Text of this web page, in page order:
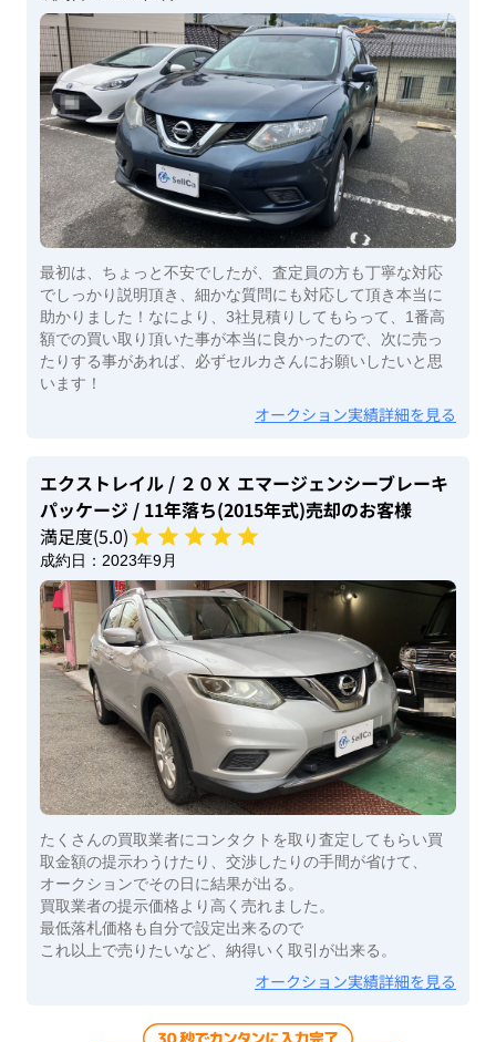
最初は、ちょっと不安でしたが、査定員の方も丁寧な対応
でしっかり説明頂き、細かな質問にも対応して頂き本当に
助かりました！なにより、3社見積りしてもらって、1番高
額での買い取り頂いた事が本当に良かったので、次に売っ
たりする事があれば、必ずセルカさんにお願いしたいと思
います！
オークション実績詳細を見る
エクストレイル / ２０Ｘ エマージェンシーブレーキ
パッケージ / 11年落ち(2015年式)売却のお客様
満足度(5.0)
成約日： 2023年9月
たくさんの買取業者にコンタクトを取り査定してもらい買
取金額の提示わうけたり、交渉したりの手間が省けて、
オークションでその日に結果が出る。
買取業者の提示価格より高く売れました。
最低落札価格も自分で設定出来るので
これ以上で売りたいなど、納得いく取引が出来る。
オークション実績詳細を見る